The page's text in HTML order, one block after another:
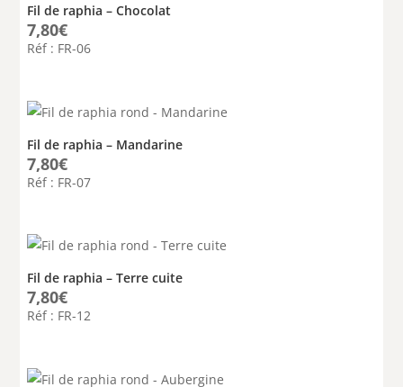
Fil de raphia – Chocolat
7,80€
Réf : FR-06
Fil de raphia – Mandarine
7,80€
Réf : FR-07
Fil de raphia – Terre cuite
7,80€
Réf : FR-12